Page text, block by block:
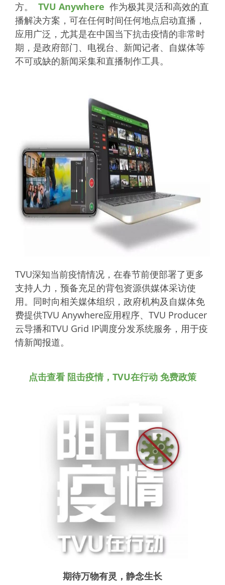
方。 TVU Anywhere 作为极其灵活和高效的直
播解决方案，可在任何时间任何地点启动直播，
应用广泛，尤其是在中国当下抗击疫情的非常时
期，是政府部门、电视台、新闻记者、自媒体等
不可或缺的新闻采集和直播制作工具。
TVU深知当前疫情情况，在春节前便部署了更多
支持人力，预备充足的背包资源供媒体采访使
用。同时向相关媒体组织，政府机构及自媒体免
费提供TVU Anywhere应用程序、TVU Producer
云导播和TVU Grid IP调度分发系统服务，用于疫
情新闻报道。
点击查看 阻击疫情，TVU在行动 免费政策
期待万物有灵，静念生长